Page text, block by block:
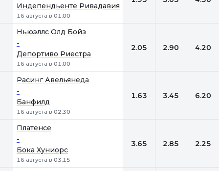
Индепендьенте Ривадавия
16 августа в 01:00
Ньюэллс Олд Бойз
-
Депортиво Риестра
16 августа в 01:00
2.05 2.90 4.20
Расинг Авельянеда
-
Банфилд
16 августа в 02:30
1.63 3.45 6.20
Платенсе
-
Бока Хуниорс
16 августа в 03:15
3.65 2.85 2.25